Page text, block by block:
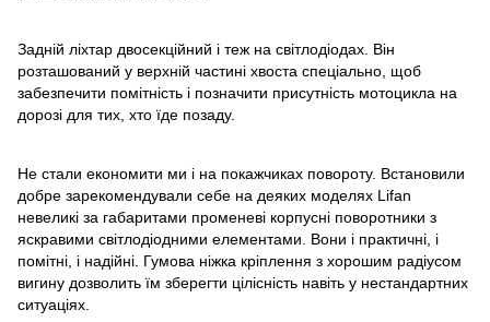
Задній ліхтар двосекційний і теж на світлодіодах. Він
розташований у верхній частині хвоста спеціально, щоб
забезпечити помітність і позначити присутність мотоцикла на
дорозі для тих, хто їде позаду.
Не стали економити ми і на покажчиках повороту. Встановили
добре зарекомендували себе на деяких моделях Lifan
невеликі за габаритами променеві корпусні поворотники з
яскравими світлодіодними елементами. Вони і практичні, і
помітні, і надійні. Гумова ніжка кріплення з хорошим радіусом
вигину дозволить їм зберегти цілісність навіть у нестандартних
ситуаціях.